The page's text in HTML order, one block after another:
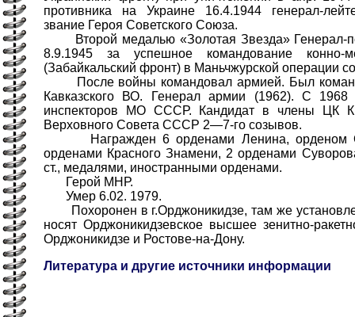
противника на Украине 16.4.1944 генерал-
звание Героя Советского Союза.
Второй медалью «Золотая Звезда» Генерал-
8.9.1945 за успешное командование конно-
(Забайкальский фронт) в Маньчжурской операции
После войны командовал армией. Был
Кавказского ВО. Генерал армии (1962). С
инспекторов МО СССР. Кандидат в члены ЦК
Верховного Совета СССР 2—7-го созывов.
Награжден 6 орденами Ленина, орденом
орденами Красного Знамени, 2 орденами
ст., медалями, иностранными орденами.
Герой МНР.
Умер 6.02. 1979.
Похоронен в г.Орджоникидзе, там же
носят Орджоникидзевское высшее зенитно-
Орджоникидзе и Ростове-на-Дону.
Литература и другие источники информации